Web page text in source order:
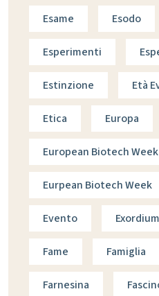
Esame Esodo
Esperimenti
Estinzione Età
Etica Europa
European Biotech Week
Eurpean Biotech Week
Evento Exordium
Fame Famiglia
Farnesina